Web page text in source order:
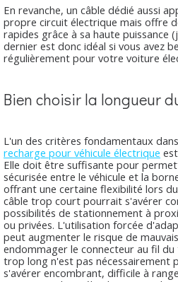
En revanche, un câble dédié aussi
propre circuit électrique mais offre
rapides grâce à sa haute puissance
dernier est donc idéal si vous avez
régulièrement pour votre voiture
Bien choisir la longueur
L'un des critères fondamentaux
recharge pour véhicule électrique
Elle doit être suffisante pour
sécurisée entre le véhicule et la
offrant une certaine flexibilité lors
câble trop court pourrait s'avérer
possibilités de stationnement à
ou privées. L'utilisation forcée
peut augmenter le risque de
endommager le connecteur au fil
trop long n'est pas nécessairement
s'avérer encombrant, difficile à